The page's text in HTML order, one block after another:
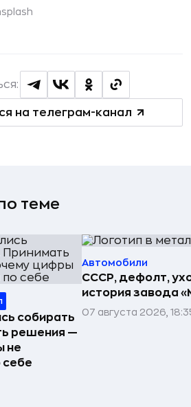
на телеграм-канал
теме
собирать
решения —
не
себе
Автомобили
СССР, дефолт,
история завода
07 августа 2026,